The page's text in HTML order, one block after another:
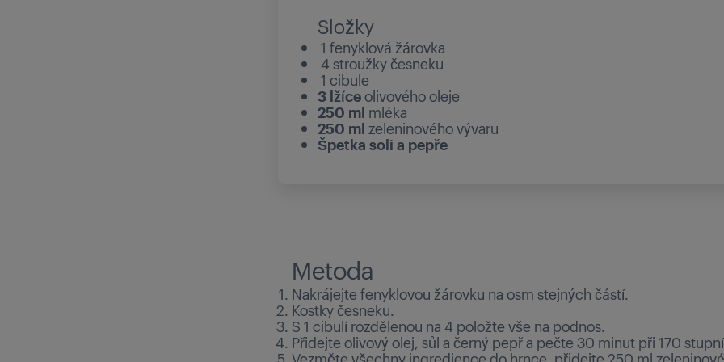
Složky
1 fenyklová žárovka
4 stroužky česneku
1 cibule
3 lžíceolivového oleje
250 ml mléka
250 ml zeleninového vývaru
Špetka soli a pepře
Metoda
Nakrájejte fenyklovou žárovku na osm stejných částí.
Kostky česneku.
S 1 cibulí rozdělenou na 4 položte vše na podnos.
Přidejte olivový olej, sůl a černý pepř a pečte 30 minut při 170
Vezměte všechny ingredience do hrnce, přidejte 250 ml